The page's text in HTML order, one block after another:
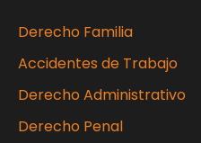
Derecho Familia
Accidentes de Trabajo
Derecho Administrativo
Derecho Penal